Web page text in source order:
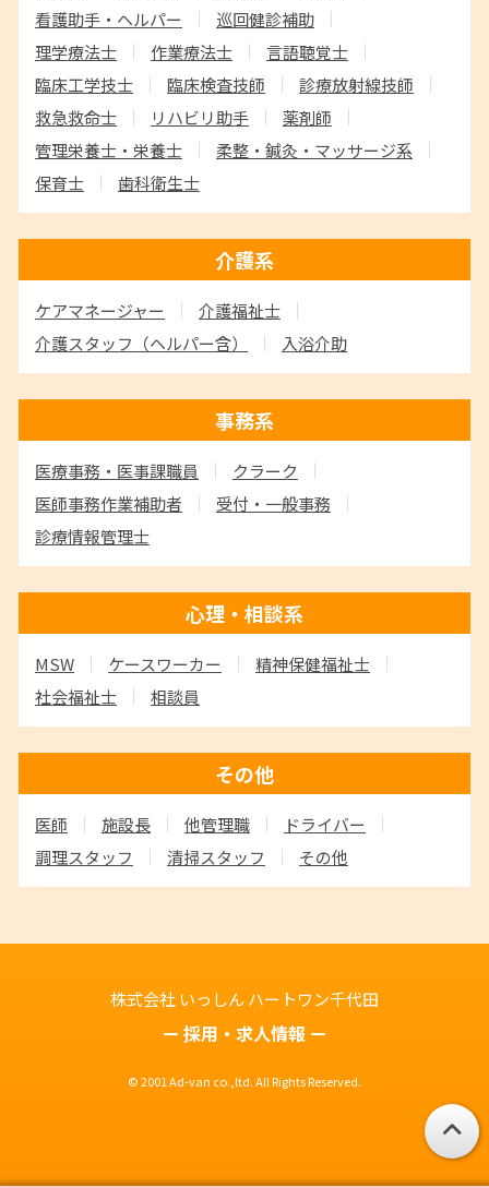
看護助手・ヘルパー
巡回健診補助
理学療法士
作業療法士
言語聴覚士
臨床工学技士
臨床検査技師
診療放射線技師
救急救命士
リハビリ助手
薬剤師
管理栄養士・栄養士
柔整・鍼灸・マッサージ系
保育士
歯科衛生士
介護系
ケアマネージャー
介護福祉士
介護スタッフ （ヘルパー含） 入浴介助
事務系
医療事務・医事課職員
クラーク
医師事務作業補助者
受付・一般事務
診療情報管理士
心理・相談系
MSW ケースワーカー
精神保健福祉士
社会福祉士
相談員
その他
医師 施設長 他管理職
ドライバー
調理スタッフ
清掃スタッフ その他
株式会社 いっしんハートワン千代田
採用・求人情報
© 2001 Ad-van co.,ltd. All Rights Reserved.